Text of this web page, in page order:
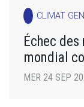
CLIMAT
Échec
mondial
MER 24 SEP